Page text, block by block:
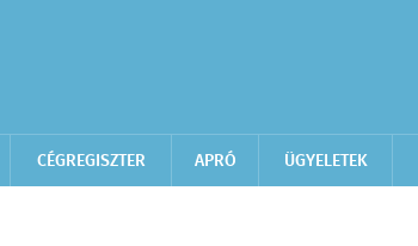
CÉGREGISZTER APRÓ ÜGYELETEK